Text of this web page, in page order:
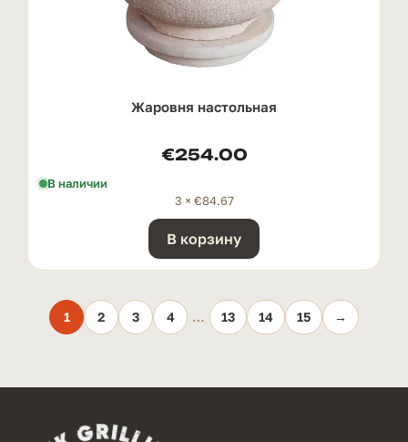
Жаровня настольная
€254.00
В наличии
3 × €84.67
В корзину
1 2 3 4 … 13 14 15 →